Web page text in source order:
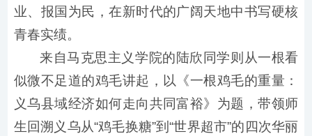
业、报国为民，在新时代的广阔天地中书写硬核
青春实绩。
来自马克思主义学院的陆欣同学则从一根看
似微不足道的鸡毛讲起，以《一根鸡毛的重量：
义乌县域经济如何走向共同富裕》为题，带领师
生回溯义乌从“鸡毛换糖”到“世界超市”的四次华丽